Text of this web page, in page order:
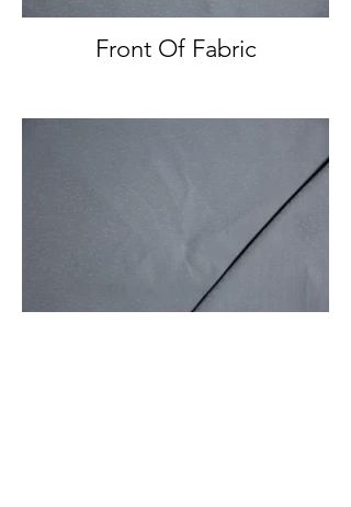
Front Of Fabric